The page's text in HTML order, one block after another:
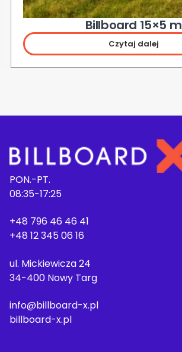
Billboard 15×5 m
Czytaj dalej
PON.-PT.
08:35-17:25
+48 796 46 46 41
+48 12 345 06 16
ul. Mickiewicza 24
34-400 Nowy Targ
info@billboard-x.pl
billboard-x.pl